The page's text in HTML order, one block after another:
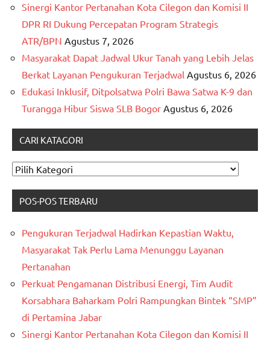
Sinergi Kantor Pertanahan Kota Cilegon dan Komisi II
DPR RI Dukung Percepatan Program Strategis
ATR/BPN Agustus 7, 2026
Masyarakat Dapat Jadwal Ukur Tanah yang Lebih Jelas
Berkat Layanan Pengukuran Terjadwal Agustus 6, 2026
Edukasi Inklusif, Ditpolsatwa Polri Bawa Satwa K-9 dan
Turangga Hibur Siswa SLB Bogor Agustus 6, 2026
CARI KATAGORI
CARI
POS-POS TERBARU
Pengukuran Terjadwal Hadirkan Kepastian Waktu,
Masyarakat Tak Perlu Lama Menunggu Layanan
Pertanahan
Perkuat Pengamanan Distribusi Energi, Tim Audit
Korsabhara Baharkam Polri Rampungkan Bintek “SMP”
di Pertamina Jabar
Sinergi Kantor Pertanahan Kota Cilegon dan Komisi II